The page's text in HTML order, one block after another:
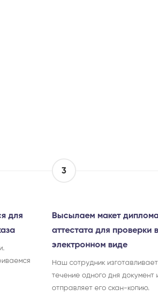
для
3
Высылаем макет
аттестата для проверки в
электронном виде
Наш сотрудник
течение одного дня документ
отправляет его скан-копию.